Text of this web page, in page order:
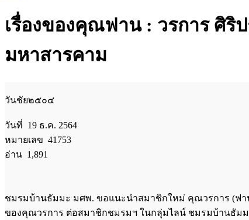
เรื่องของคุณฟาน : วรการ ศิ
มหาสารคาม
วันชัย๒๕๐๔
วันที่ 19 ธ.ค. 2564
หมายเลข 41753
อ่าน 1,891
ชมรมบ้านธัมมะ มศพ. ขอแนะนำสมาชิกใหม่ คุณวรการ (ฟา
ของคุณวรการ ต่อสมาชิกชมรมฯ ในกลุ่มไลน์ ชมรมบ้านธัมม